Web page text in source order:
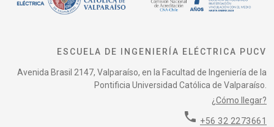
ESCUELA DE INGENIERÍA ELÉCTRICA PUCV
Avenida Brasil 2147, Valparaíso, en la Facultad de Ingeniería de la
Pontificia Universidad Católica de Valparaíso.
¿Cómo llegar?
phone +56 32 2273661